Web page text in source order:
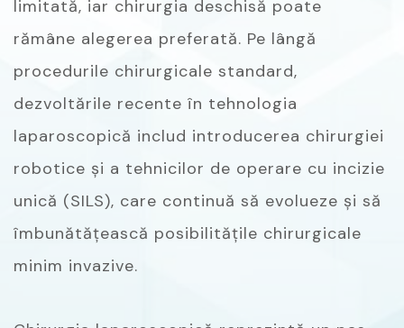
limitată, iar chirurgia deschisă poate
rămâne alegerea preferată. Pe lângă
procedurile chirurgicale standard,
dezvoltările recente în tehnologia
laparoscopică includ introducerea chirurgiei
robotice și a tehnicilor de operare cu incizie
unică (SILS), care continuă să evolueze și să
îmbunătățească posibilitățile chirurgicale
minim invazive.